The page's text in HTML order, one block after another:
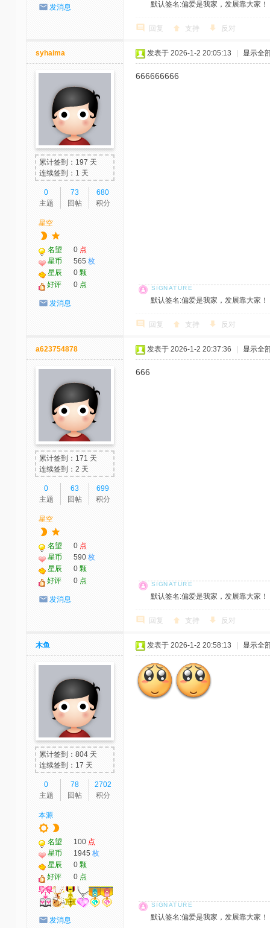
发消息 默认签名:偏爱是我家，发展靠大家
回复 支持 反对
syhaima
累计签到：197 天
连续签到：1 天
0
主题
73
回帖
680
积分
星空
名望 0 点
星币
565 枚
星辰
0 颗
好评
0 点
发消息
发表于 2026-1-2 20:05:13 显示全
666666666
默认签名:偏爱是我家，发展靠大家
回复 支持 反对
a623754878
累计签到：171 天
连续签到：2 天
0
主题
63
回帖
699
积分
星空
名望 0 点
星币
590 枚
星辰
0 颗
好评
0 点
发消息
发表于 2026-1-2 20:37:36 显示全
666
默认签名:偏爱是我家，发展靠大家
回复 支持 反对
木鱼
累计签到：804 天
连续签到：17 天
0
主题
78
回帖
2702
积分
本源
名望 100 点
星币
1945 枚
星辰
0 颗
好评
0 点
发消息
发表于 2026-1-2 20:58:13 显示全
默认签名:偏爱是我家，发展靠大家